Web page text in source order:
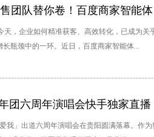
团队替你卷！百度商家智能体
天，企业如何精准获客、高效转化，已成为
长瓶颈中的一环。近日，百度商家智能体...
团六周年演唱会快手独家直播
我」出道六周年演唱会在贵阳圆满落幕。作